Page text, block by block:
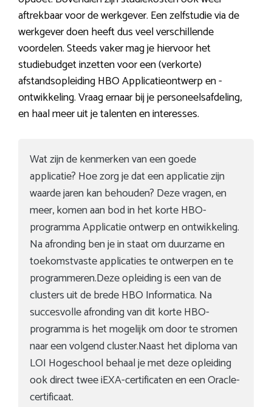
aftrekbaar voor de werkgever. Een zelfstudie via de
werkgever doen heeft dus veel verschillende
voordelen. Steeds vaker mag je hiervoor het
studiebudget inzetten voor een (verkorte)
afstandsopleiding HBO Applicatieontwerp en -
ontwikkeling. Vraag ernaar bij je personeelsafdeling,
en haal meer uit je talenten en interesses.
Wat zijn de kenmerken van een goede
applicatie? Hoe zorg je dat een applicatie zijn
waarde jaren kan behouden? Deze vragen, en
meer, komen aan bod in het korte HBO-
programma Applicatie ontwerp en ontwikkeling.
Na afronding ben je in staat om duurzame en
toekomstvaste applicaties te ontwerpen en te
programmeren.Deze opleiding is een van de
clusters uit de brede HBO Informatica. Na
succesvolle afronding van dit korte HBO-
programma is het mogelijk om door te stromen
naar een volgend cluster.Naast het diploma van
LOI Hogeschool behaal je met deze opleiding
ook direct twee iEXA-certificaten en een Oracle-
certificaat.